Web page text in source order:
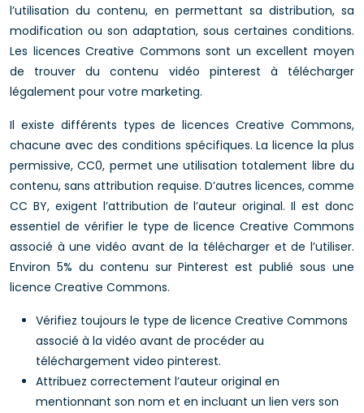
l’utilisation du contenu, en permettant sa distribution, sa
modification ou son adaptation, sous certaines conditions.
Les licences Creative Commons sont un excellent moyen
de trouver du contenu vidéo pinterest à télécharger
légalement pour votre marketing.
Il existe différents types de licences Creative Commons,
chacune avec des conditions spécifiques. La licence la plus
permissive, CC0, permet une utilisation totalement libre du
contenu, sans attribution requise. D’autres licences, comme
CC BY, exigent l’attribution de l’auteur original. Il est donc
essentiel de vérifier le type de licence Creative Commons
associé à une vidéo avant de la télécharger et de l’utiliser.
Environ 5% du contenu sur Pinterest est publié sous une
licence Creative Commons.
Vérifiez toujours le type de licence Creative Commons
associé à la vidéo avant de procéder au
téléchargement video pinterest.
Attribuez correctement l’auteur original en
mentionnant son nom et en incluant un lien vers son